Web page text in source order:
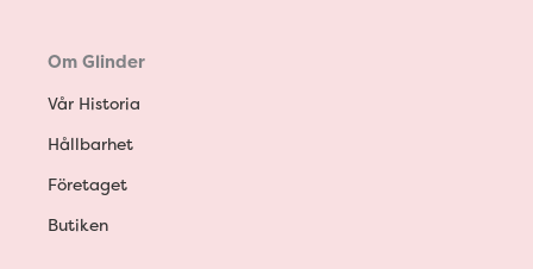
Om Glinder
Vår Historia
Hållbarhet
Företaget
Butiken